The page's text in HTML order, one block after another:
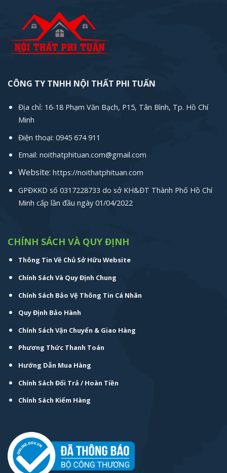
CÔNG TY TNHH NỘI THẤT PHI TUẤN
Địa chỉ: 16-18 Phạm Văn Bạch, P15, Tân Bình, Tp. Hồ Chí
Minh
Điện thoại: 0945 674 911
Email: noithatphituan.com@gmail.com
Website: https://noithatphituan.com
GPĐKKD số 0317228733 do sở KH&ĐT Thành Phố Hồ Chí
Minh cấp lần đầu ngày 01/04/2022
CHÍNH SÁCH VÀ QUY ĐỊNH
Thông Tin Về Chủ Sở Hữu Website
Chính Sách Và Quy Định Chung
Chính Sách Bảo Vệ Thông Tin Cá Nhân
Quy Định Bảo Hành
Chính Sách Vận Chuyển & Giao Hàng
Phương Thức Thanh Toán
Hướng Dẫn Mua Hàng
Chính Sách Đổi Trả / Hoàn Tiền
Chính Sách Kiểm Hàng